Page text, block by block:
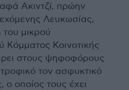
Ακιντζί, πρώην
Λευκωσίας,
του μικρού
Κόμματος Κοινοτικής
στους ψηφοφόρους
τον ασφυκτικό
ο οποίος τους έχει